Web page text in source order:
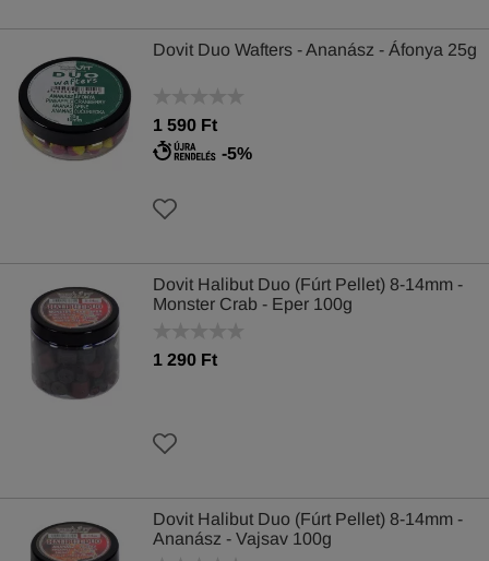
Dovit Duo Wafters - Ananász - Áfonya 25g
1 590 Ft
-5%
Dovit Halibut Duo (Fúrt Pellet) 8-14mm -
Monster Crab - Eper 100g
1 290 Ft
Dovit Halibut Duo (Fúrt Pellet) 8-14mm -
Ananász - Vajsav 100g